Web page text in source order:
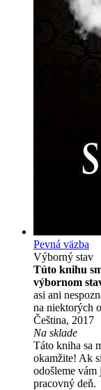
Pevná väzba
Výborný stav
Túto knihu
výbornom
asi ani
na niektorých
Čeština, 2017
Na sklade
Táto kniha sa
okamžite! Ak
odošleme vám
pracovný deň.